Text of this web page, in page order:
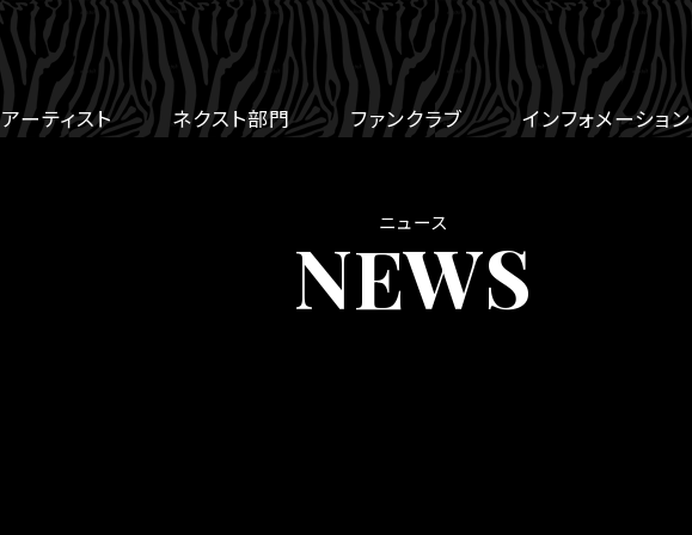
アーティスト ネクスト部門 ファンクラブ インフォメーション
ニュース
NEWS